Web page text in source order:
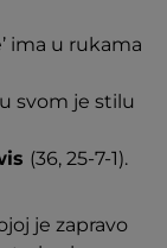
ima u rukama
u svom je stilu
(36, 25-7-1).
je zapravo